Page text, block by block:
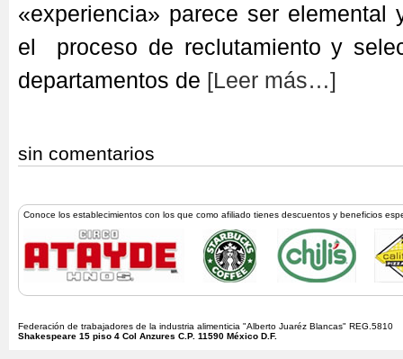
«experiencia» parece ser elemental
el proceso de reclutamiento y
departamentos de [Leer más…]
sin comentarios
Conoce los establecimientos con los que como afiliado tienes descuentos y beneficios
Federación de trabajadores de la industria alimenticia "Alberto Juaréz Blancas" REG.5810
Shakespeare 15 piso 4 Col Anzures C.P. 11590 México D.F.